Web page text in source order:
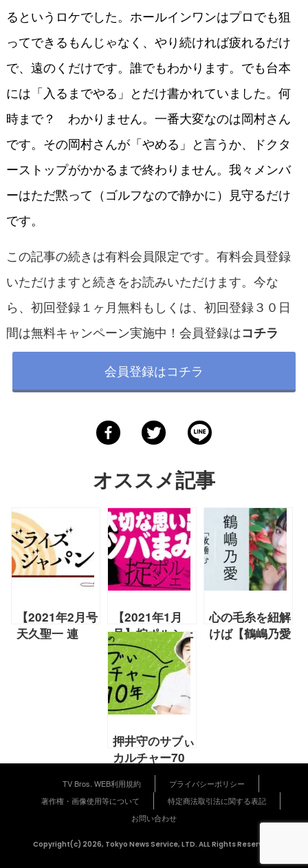
るというロケでした。ホールインワンはプロでも狙
ってできるもんじゃなく、やり続ければ疲れるだけ
で、遠のくだけです。誰でもわかります。でも台本
には「入るまでやる」とだけ書かれていました。何
時まで？ わかりません。一番大変なのは岡村さん
です。その岡村さんが「やめる」と言うか、ドクタ
ーストップがかかるまで終わりません。我々メンバ
ーはただ黙って（ゴルフなので静かに）見守るだけ
です。
この記事の続きは有料会員限定です。有料会員登録
いただけますと続きをお読みいただけます。今な
ら、初回登録１ヶ月無料もしくは、初回登録３０日
間は無料キャンペーン実施中！会員登録はコチラ
会員登録はコチラ
オススメ記事
【2021年2月号
天久聖一 連
【2021年1月
号】掟ポルシェ
連載「大切な思
い出がツバまみ
れ２」
心の毛糸を紐解
けば【鶴嶋乃愛
押井守のサブぃ
カルチャー70
年「漫画の巻」
【2021年11月
号 押井守 連載
第31回】
TV Bros. WEB利用規約
プライバシーポリシー
著作権・画像使用等について
特定商法取引法に関する表記
お問い合わせ
Copyright(c) 2026, Tokyo News Service, LTD. ALL Rights Reserved.